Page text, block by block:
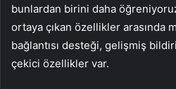
bunlardan birini daha
ortaya çıkan özellikler arasında
bağlantısı desteği, gelişmiş
çekici özellikler var.